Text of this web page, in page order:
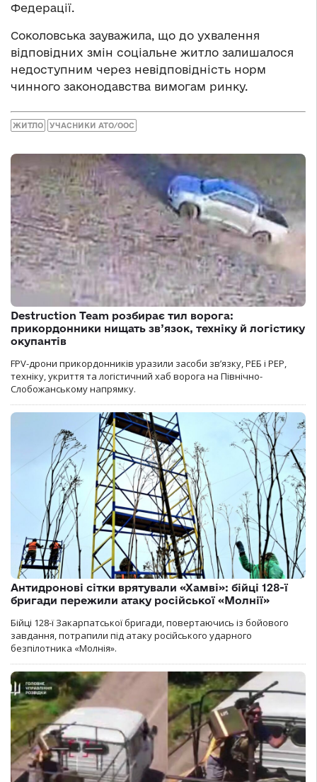
Федерації.
Соколовська зауважила, що до ухвалення
відповідних змін соціальне житло залишалося
недоступним через невідповідність норм
чинного законодавства вимогам ринку.
ЖИТЛО УЧАСНИКИ АТО/ООС
Destruction Team розбирає тил ворога:
прикордонники нищать зв’язок, техніку й логістику
окупантів
FPV-дрони прикордонників уразили засоби зв’язку, РЕБ і РЕР,
техніку, укриття та логістичний хаб ворога на Північно-
Слобожанському напрямку.
Антидронові сітки врятували «Хамві»: бійці 128-ї
бригади пережили атаку російської «Молнії»
Бійці 128-ї Закарпатської бригади, повертаючись із бойового
завдання, потрапили під атаку російського ударного
безпілотника «Молнія».